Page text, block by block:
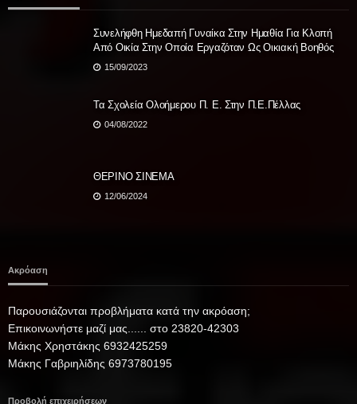
Συνελήφθη Ημεδαπή Γυναίκα Στην Ημαθία Για Κλοπή
Από Οικία Στην Οποία Εργαζόταν Ως Οικιακή Βοηθός
15/09/2023
Τα Σχολεία Ολοήμερου Π. Ε. Στην Π.Ε.Πέλλας
04/08/2022
ΘΕΡΙΝΟ ΣΙΝΕΜΑ
12/06/2024
Ακρόαση
Παρουσιάζονται προβλήματα κατά την ακρόαση;
Επικοινωνήστε μαζί μας...... στο 23820-42303
Μάκης Χρηστάκης 6932425259
Μάκης Γαβριηλίδης 6973780195
Προβολή επιχειρήσεων